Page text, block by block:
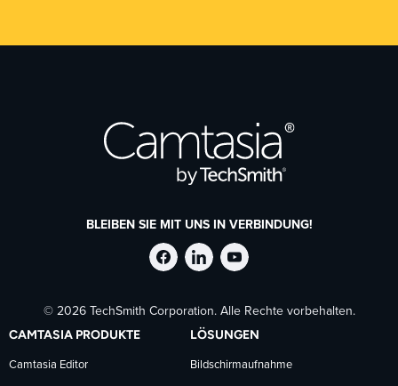
BLEIBEN SIE MIT UNS IN VERBINDUNG!
TechSmith
auf
Facebook
TechSmith
auf
LinkedIn
TechSmith
auf
YouTube
© 2026 TechSmith Corporation. Alle Rechte vorbehalten.
CAMTASIA PRODUKTE
Camtasia Editor
LÖSUNGEN
Bildschirmaufnahme